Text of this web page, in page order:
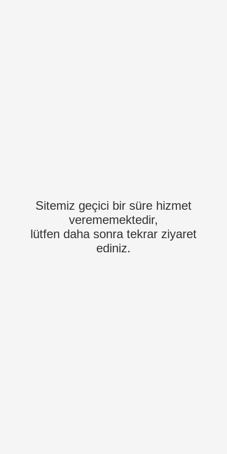
Sitemiz geçici bir süre hizmet
verememektedir,
lütfen daha sonra tekrar ziyaret
ediniz.